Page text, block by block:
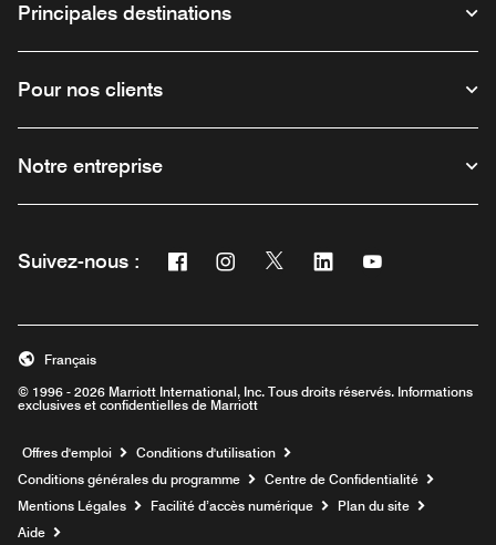
Principales destinations
Pour nos clients
Notre entreprise
Suivez-nous : Facebook
Ouvre une nouvelle fenêtre
Instagram
Ouvre une nouvelle fenêtre
Twitter
Ouvre une nouvelle fenêtre
Linkedin
Ouvre une nouvelle
Ouvre une
© 1996 - 2026 Marriott International, Inc. Tous droits réservés. Informations
exclusives et confidentielles de Marriott
Français
Offres d'emploi Ouvre une nouvelle fenêtre
Conditions d'utilisation
Conditions générales du programme
Centre de Confidentialité
Mentions Légales
Facilité d’accès numérique
Plan du site
Aide